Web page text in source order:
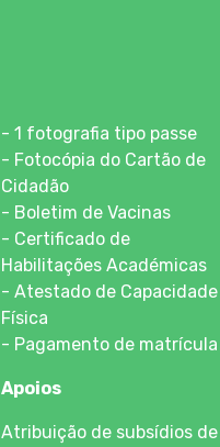
- 1 fotografia tipo passe
- Fotocópia do Cartão de
Cidadão
- Boletim de Vacinas
- Certificado de
Habilitações Académicas
- Atestado de Capacidade
Física
- Pagamento de matrícula
Apoios
Atribuição de subsídios de